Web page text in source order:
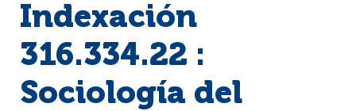
Indexación
316.334.22 :
Sociología del